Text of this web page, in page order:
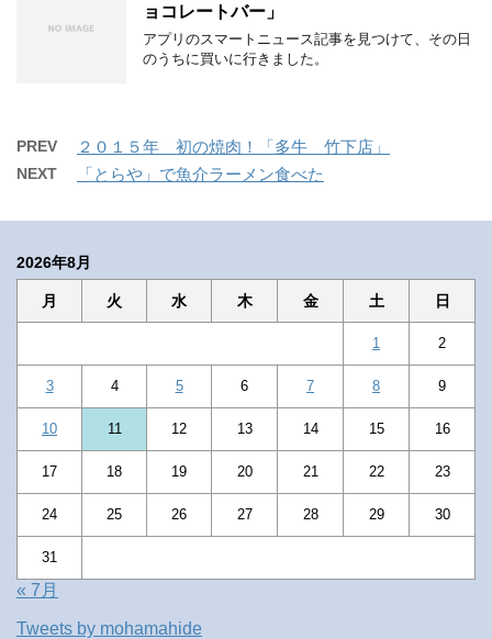
ョコレートバー」
アプリのスマートニュース記事を見つけて、その日
のうちに買いに行きました。
PREV ２０１５年 初の焼肉！「多牛 竹下店」
NEXT 「とらや」で魚介ラーメン食べた
2026年8月
月 火 水 木 金 土 日
1 2
3 4 5 6 7 8 9
10 11 12 13 14 15 16
17 18 19 20 21 22 23
24 25 26 27 28 29 30
31
« 7月
Tweets by mohamahide